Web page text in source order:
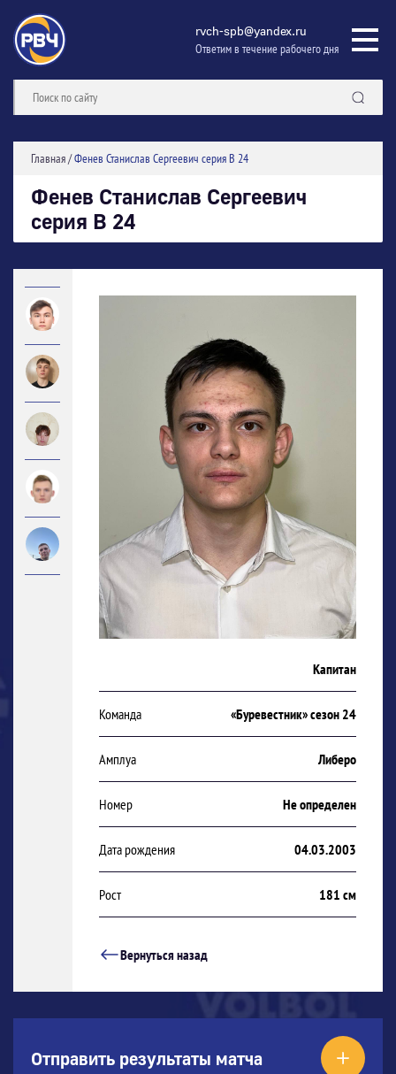
rvch-spb@yandex.ru
Ответим в течение рабочего дня
Главная/Фенев Станислав Сергеевич серия В 24
Фенев Станислав Сергеевич
серия В 24
Капитан
Команда «Буревестник» сезон 24
Амплуа Либеро
Номер Не определен
Дата рождения 04.03.2003
Рост 181 см
Вернуться назад
Отправить результаты матча